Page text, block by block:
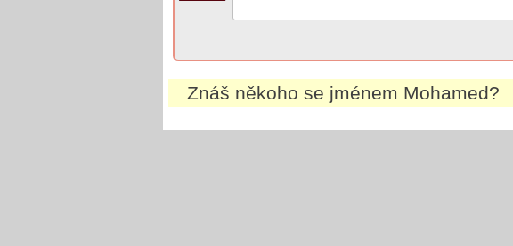
Znáš někoho se jménem Mohamed?